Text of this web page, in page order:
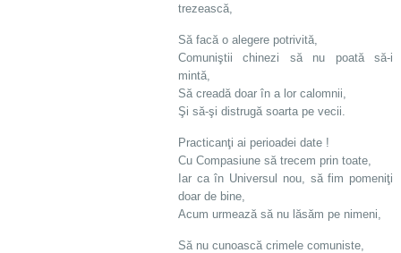
trezească,
Să facă o alegere potrivită,
Comuniştii chinezi să nu poată să-i
mintă,
Să creadă doar în a lor calomnii,
Şi să-şi distrugă soarta pe vecii.
Practicanţi ai perioadei date !
Cu Compasiune să trecem prin toate,
Iar ca în Universul nou, să fim pomeniţi
doar de bine,
Acum urmează să nu lăsăm pe nimeni,
Să nu cunoască crimele comuniste,